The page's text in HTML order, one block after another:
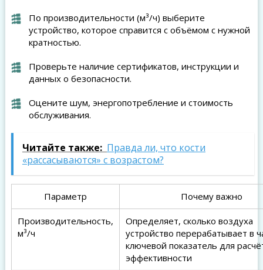
По производительности (м³/ч) выберите
устройство, которое справится с объёмом с нужной
кратностью.
Проверьте наличие сертификатов, инструкции и
данных о безопасности.
Оцените шум, энергопотребление и стоимость
обслуживания.
Читайте также: Правда ли, что кости
«рассасываются» с возрастом?
Параметр Почему важно
Производительность,
м³/ч
Определяет, сколько воздуха
устройство перерабатывает в
ключевой показатель для
эффективности